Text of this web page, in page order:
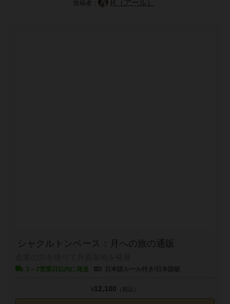
投稿者：
R（アール）
シャクルトンベース：月への旅の通販
1～2営業日以内に発送
¥12,100 （税込）